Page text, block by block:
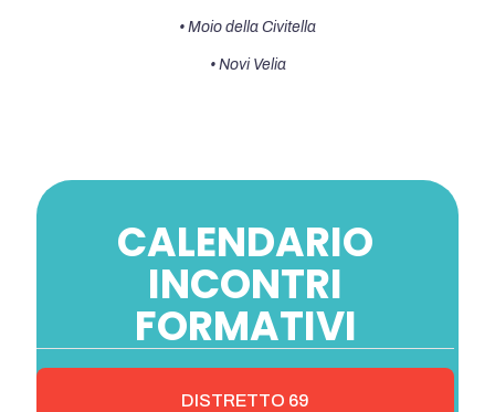
• Moio della Civitella
• Novi Velia
CALENDARIO
INCONTRI
FORMATIVI
DISTRETTO 69